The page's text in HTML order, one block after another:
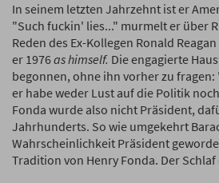
In seinem letzten Jahrzehnt ist er
"Such fuckin' lies..." murmelt er über
Reden des Ex-Kollegen Ronald
er 1976as himself. Die engagierte
begonnen, ohne ihn vorher zu
er habe weder Lust auf die Politik
Fonda wurde also nicht Präsident,
Jahrhunderts. So wie umgekehrt
Wahrscheinlichkeit Präsident
Tradition von Henry Fonda. Der